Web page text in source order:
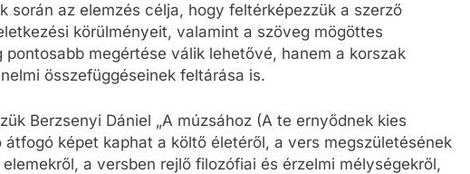
során az elemzés célja, hogy feltérképezzük a szerző
körülményeit, valamint a szöveg mögöttes
megértése válik lehetővé, hanem a korszak
összefüggéseinek feltárása is.
Berzsenyi Dániel „A múzsához (A te ernyődnek kies
képet kaphat a költő életéről, a vers megszületésének
a versben rejlő filozófiai és érzelmi mélységekről,